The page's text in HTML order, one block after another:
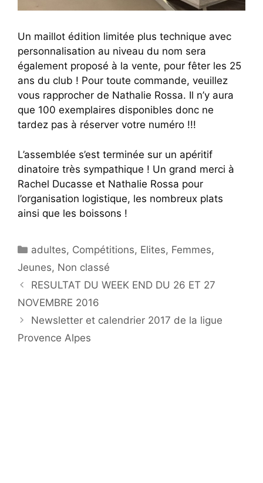
Un maillot édition limitée plus technique avec
personnalisation au niveau du nom sera
également proposé à la vente, pour fêter les 25
ans du club ! Pour toute commande, veuillez
vous rapprocher de Nathalie Rossa. Il n’y aura
que 100 exemplaires disponibles donc ne
tardez pas à réserver votre numéro !!!
L’assemblée s’est terminée sur un apéritif
dinatoire très sympathique ! Un grand merci à
Rachel Ducasse et Nathalie Rossa pour
l’organisation logistique, les nombreux plats
ainsi que les boissons !
Catégories
adultes, Compétitions, Elites, Femmes,
Jeunes, Non classé
RESULTAT DU WEEK END DU 26 ET 27
NOVEMBRE 2016
Newsletter et calendrier 2017 de la ligue
Provence Alpes